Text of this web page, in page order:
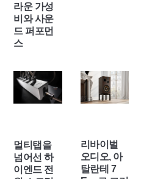
라운 가성
비와 사운
드 퍼포먼
스
멀티탭을
넘어선 하
이엔드 전
리바이벌
오디오, 아
탈란테 7